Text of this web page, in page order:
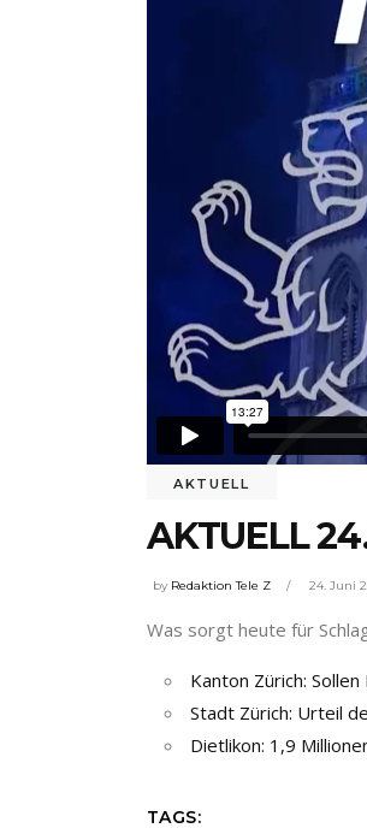
AKTUELL
AKTUELL
by Redaktion Tele Z 24. Juni
Was sorgt heute für
Kanton Zürich:
Stadt Zürich: Urteil
Dietlikon: 1,9
TAGS: